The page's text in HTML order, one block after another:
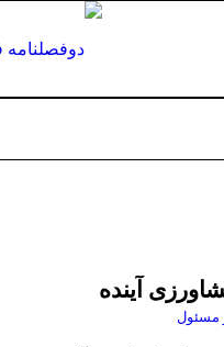
آینده
مسئول